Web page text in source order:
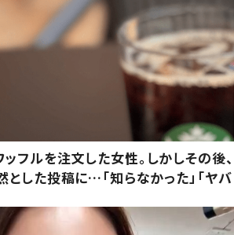
フルを注文した女性。しかしその後、
とした投稿に…「知らなかった」「ヤバ